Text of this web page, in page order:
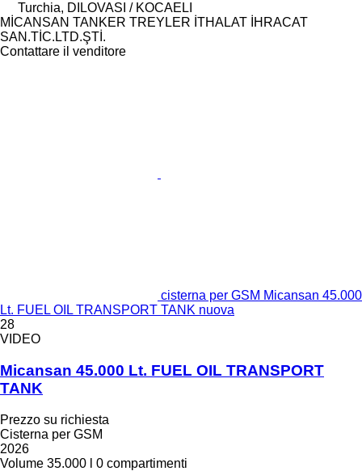
Turchia, DILOVASI / KOCAELI
MİCANSAN TANKER TREYLER İTHALAT İHRACAT
SAN.TİC.LTD.ŞTİ.
Contattare il venditore
cisterna per GSM Micansan 45.000
Lt. FUEL OIL TRANSPORT TANK nuova
28
VIDEO
Micansan 45.000 Lt. FUEL OIL TRANSPORT
TANK
Prezzo su richiesta
Cisterna per GSM
2026
Volume 35.000 l
0 compartimenti